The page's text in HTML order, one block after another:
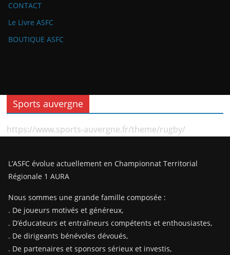
CONTACT
Le Livre ASFC
BOUTIQUE ASFC
Sports auvergne
https://www.sports-auvergne.fr/theme/rugby/
L’ASFC évolue actuellement en Championnat Territorial
Régionale 1 AURA
Nous sommes une grande famille composée :
. De joueurs motivés et généreux,
. D’éducateurs et entraîneurs compétents et enthousiastes,
. De dirigeants bénévoles dévoués,
. De partenaires et sponsors sérieux et investis,